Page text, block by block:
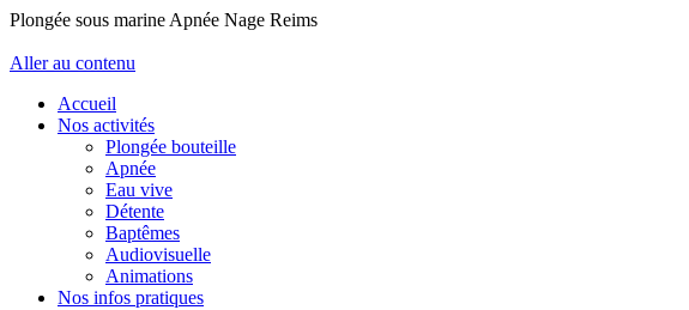
Plongée sous marine Apnée Nage Reims
Aller au contenu
Accueil
Nos activités
Plongée bouteille
Apnée
Eau vive
Détente
Baptêmes
Audiovisuelle
Animations
Nos infos pratiques